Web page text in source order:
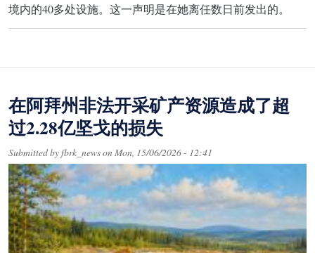
境内的40多处设施。这一声明是在她离任数日前发出的。
在阿拜州非法开采矿产资源造成了超
过2.28亿坚戈的损失
Submitted byfbrk_newsonMon, 15/06/2026 - 12:41